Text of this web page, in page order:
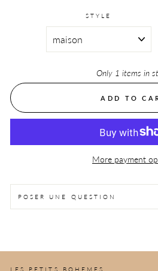
STYLE
Only 1 items in
ADD TO
More payment
POSER UNE QUESTION
LES PETITS BOHEMES